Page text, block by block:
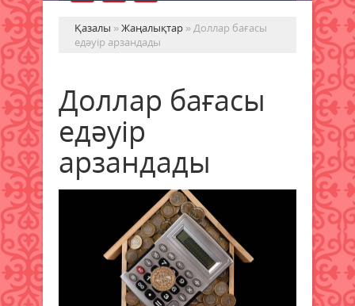
Қазалы »Жаңалықтар » Доллар бағасы
едәуір арзандады
Доллар бағасы
едәуір
арзандады